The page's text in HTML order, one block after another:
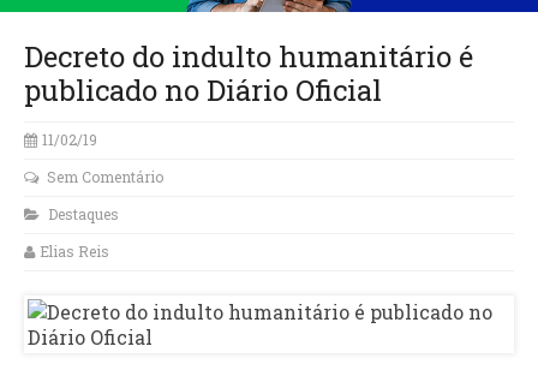
Decreto do indulto humanitário é
publicado no Diário Oficial
11/02/19
Sem Comentário
Destaques
Elias Reis